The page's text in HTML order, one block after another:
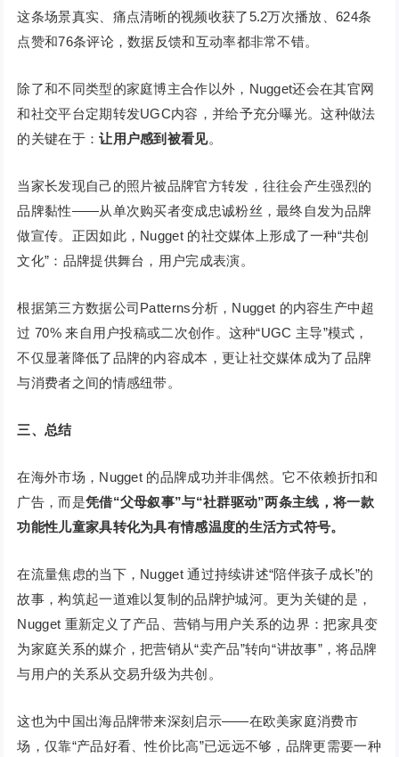
这条场景真实、痛点清晰的视频收获了5.2万次播放、624条
点赞和76条评论，数据反馈和互动率都非常不错。
除了和不同类型的家庭博主合作以外，Nugget还会在其官网
和社交平台定期转发UGC内容，并给予充分曝光。这种做法
的关键在于：让用户感到被看见。
当家长发现自己的照片被品牌官方转发，往往会产生强烈的
品牌黏性——从单次购买者变成忠诚粉丝，最终自发为品牌
做宣传。正因如此，Nugget 的社交媒体上形成了一种“共创
文化”：品牌提供舞台，用户完成表演。
根据第三方数据公司Patterns分析，Nugget 的内容生产中超
过 70% 来自用户投稿或二次创作。这种“UGC 主导”模式，
不仅显著降低了品牌的内容成本，更让社交媒体成为了品牌
与消费者之间的情感纽带。
三、总结
在海外市场，Nugget 的品牌成功并非偶然。它不依赖折扣和
广告，而是凭借“父母叙事”与“社群驱动”两条主线，将一款
功能性儿童家具转化为具有情感温度的生活方式符号。
在流量焦虑的当下，Nugget 通过持续讲述“陪伴孩子成长”的
故事，构筑起一道难以复制的品牌护城河。更为关键的是，
Nugget 重新定义了产品、营销与用户关系的边界：把家具变
为家庭关系的媒介，把营销从“卖产品”转向“讲故事”，将品牌
与用户的关系从交易升级为共创。
这也为中国出海品牌带来深刻启示——在欧美家庭消费市
场，仅靠“产品好看、性价比高”已远远不够，品牌更需要一种